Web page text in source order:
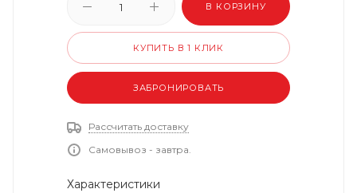
В КОРЗИНУ
КУПИТЬ В 1 КЛИК
ЗАБРОНИРОВАТЬ
Рассчитать доставку
Самовывоз - завтра.
Характеристики